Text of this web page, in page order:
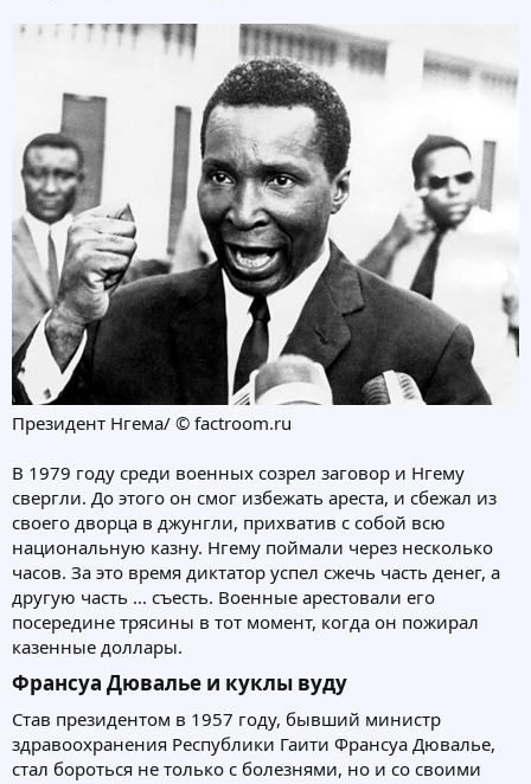
Президент Нгема/ © factroom.ru
В 1979 году среди военных созрел заговор и Нгему
свергли. До этого он смог избежать ареста, и сбежал из
своего дворца в джунгли, прихватив с собой всю
национальную казну. Нгему поймали через несколько
часов. За это время диктатор успел сжечь часть денег, а
другую часть ... съесть. Военные арестовали его
посередине трясины в тот момент, когда он пожирал
казенные доллары.
Франсуа Дювалье и куклы вуду​
Став президентом в 1957 году, бывший министр
здравоохранения Республики Гаити Франсуа Дювалье,
стал бороться не только с болезнями, но и со своими